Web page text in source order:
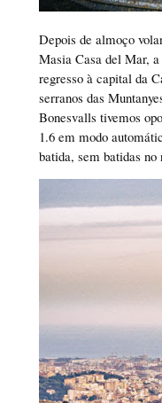
Depois de almoço
Masia Casa del Mar, a
regresso à capital da
serranos das
Bonesvalls tivemos
1.6 em modo
batida, sem batidas no